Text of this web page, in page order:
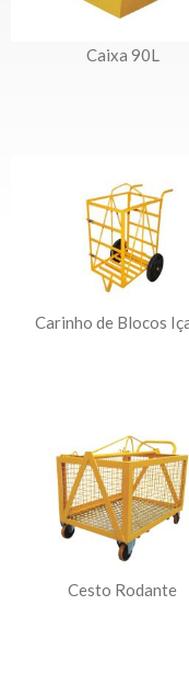
Caixa 90L
Carinho de Blocos
Cesto Rodante